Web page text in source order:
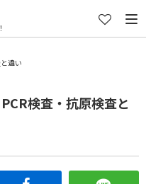
違い
検査・抗原検査と